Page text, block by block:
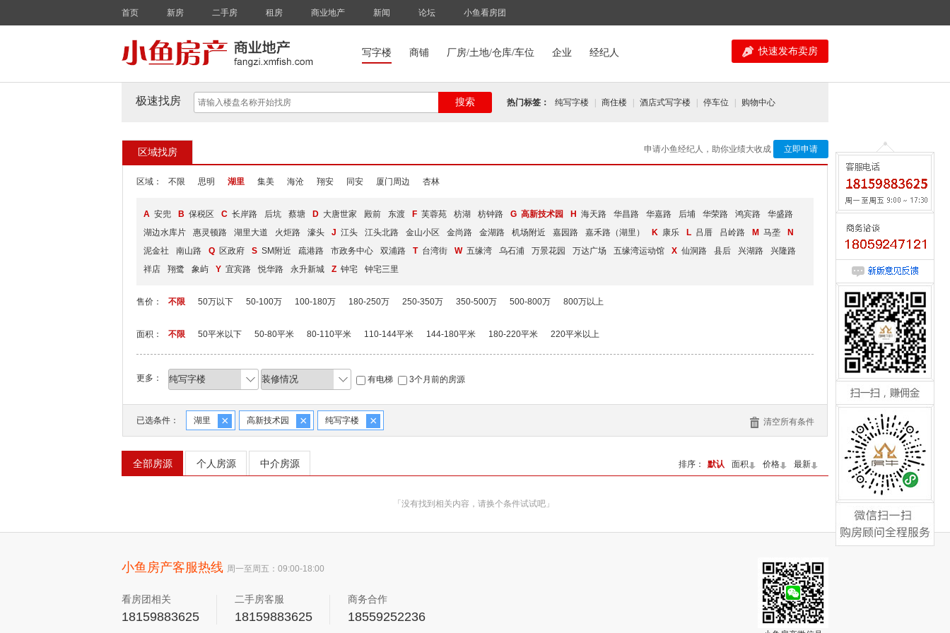
首页 新房 二手房 租房 商业地产 新闻 论坛 小鱼看房团
写字楼 商铺 厂房/土地/仓库/车位 企业 经纪人 快速发布卖房
极速找房 搜索 热门标签： 纯写字楼 商住楼 酒店式写字楼 停车位 购物中心
区域找房 申请小鱼经纪人，助你业绩大收成 立即申请
区域： 不限 思明 湖里 集美 海沧 翔安 同安 厦门周边 杏林
A 安兜 B 保税区 C 长岸路 后坑 蔡塘 D 大唐世家 殿前 东渡 F 芙蓉苑 枋湖 枋钟路 G 高新技术园 H 海天路 华昌路 华嘉路 后埔 华荣路 鸿宾路
华盛路
湖边水库片
惠灵顿路 湖里大道 火炬路 濠头 J 江头 江头北路 金山小区 金尚路 金湖路 机场附近 嘉园路 嘉禾路（湖里） K 康乐 L 吕厝 吕岭路 M 马垄
N
泥金社
南山路 Q 区政府 S SM附近 疏港路 市政务中心 双浦路 T 台湾街 W 五缘湾 乌石浦 万景花园 万达广场 五缘湾运动馆 X 仙洞路 县后 兴湖路
兴隆路
祥店
翔鹭 象屿 Y 宜宾路 悦华路 永升新城 Z 钟宅 钟宅三里
售价： 不限 50万以下 50-100万 100-180万 180-250万 250-350万 350-500万 500-800万 800万以上
面积： 不限 50平米以下 50-80平米 80-110平米 110-144平米 144-180平米 180-220平米 220平米以上
更多： 有电梯 3个月前的房源
已选条件： 湖里 × 高新技术园 × 纯写字楼 × 清空所有条件
全部房源 个人房源 中介房源 排序： 默认 面积 价格 最新
「没有找到相关内容，请换个条件试试吧」
小鱼房产客服热线 周一至周五：09:00-18:00
看房团相关
18159883625
二手房客服
18159883625
商务合作
18559252236
意见反馈
咨询请来电:0592-5534177
扫一扫，赚佣金
咨询请来电:0592-5534177
微信扫一扫，购房顾问全
程服务